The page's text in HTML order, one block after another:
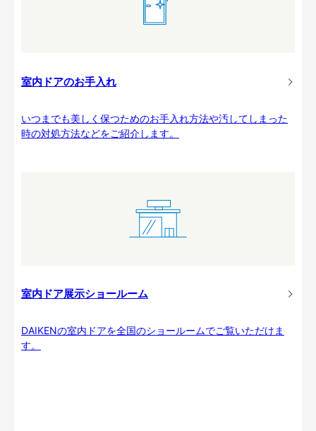
室内ドアのお手入れ
いつまでも美しく保つためのお手入れ方法や汚してしまった
時の対処方法などをご紹介します。
室内ドア展示ショールーム
DAIKENの室内ドアを全国のショールームでご覧いただけま
す。